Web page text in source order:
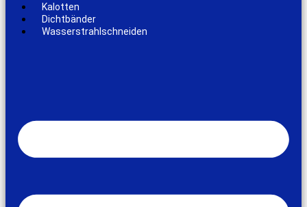
Kalotten
Dichtbänder
Wasserstrahlschneiden